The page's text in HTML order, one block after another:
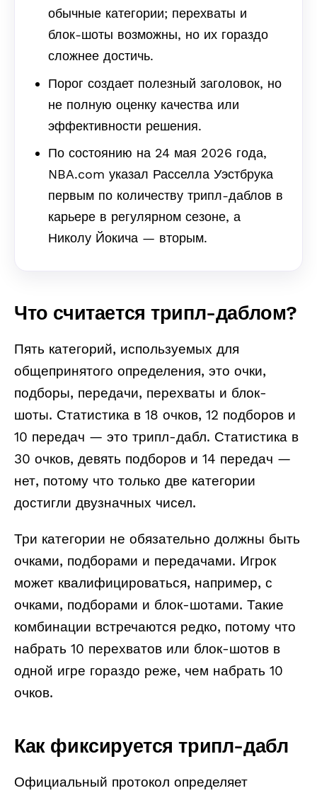
обычные категории; перехваты и
блок-шоты возможны, но их гораздо
сложнее достичь.
Порог создает полезный заголовок, но
не полную оценку качества или
эффективности решения.
По состоянию на 24 мая 2026 года,
NBA.com указал Расселла Уэстбрука
первым по количеству трипл-даблов в
карьере в регулярном сезоне, а
Николу Йокича — вторым.
Что считается трипл-даблом?
Пять категорий, используемых для
общепринятого определения, это очки,
подборы, передачи, перехваты и блок-
шоты. Статистика в 18 очков, 12 подборов и
10 передач — это трипл-дабл. Статистика в
30 очков, девять подборов и 14 передач —
нет, потому что только две категории
достигли двузначных чисел.
Три категории не обязательно должны быть
очками, подборами и передачами. Игрок
может квалифицироваться, например, с
очками, подборами и блок-шотами. Такие
комбинации встречаются редко, потому что
набрать 10 перехватов или блок-шотов в
одной игре гораздо реже, чем набрать 10
очков.
Как фиксируется трипл-дабл
Официальный протокол определяет